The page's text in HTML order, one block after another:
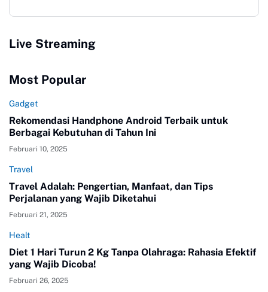
Live Streaming
Most Popular
Gadget
Rekomendasi Handphone Android Terbaik untuk
Berbagai Kebutuhan di Tahun Ini
Februari 10, 2025
Travel
Travel Adalah: Pengertian, Manfaat, dan Tips
Perjalanan yang Wajib Diketahui
Februari 21, 2025
Healt
Diet 1 Hari Turun 2 Kg Tanpa Olahraga: Rahasia Efektif
yang Wajib Dicoba!
Februari 26, 2025